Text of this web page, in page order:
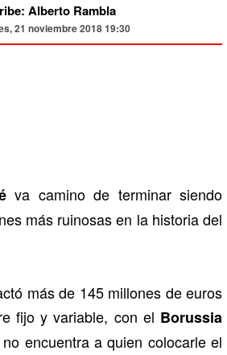
Alberto Rambla
21 noviembre 2018 19:30
va camino de terminar siendo
más ruinosas en la historia del
más de 145 millones de euros
fijo y variable, con el Borussia
encuentra a quien colocarle el